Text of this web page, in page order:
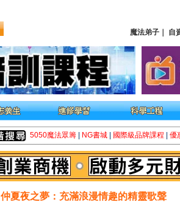
魔法弟子
自
5050魔法眾籌 NG書城 國際級品牌課程 優
仲夏夜之夢：充滿浪漫情趣的精靈歌聲